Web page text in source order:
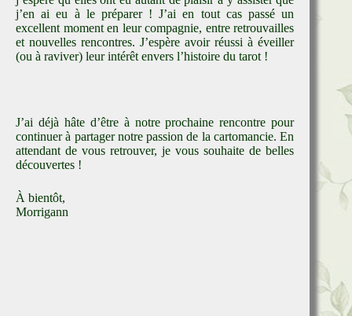
j’en ai eu à le préparer ! J’ai en tout cas passé un
excellent moment en leur compagnie, entre retrouvailles
et nouvelles rencontres. J’espère avoir réussi à éveiller
(ou à raviver) leur intérêt envers l’histoire du tarot !
J’ai déjà hâte d’être à notre prochaine rencontre pour
continuer à partager notre passion de la cartomancie. En
attendant de vous retrouver, je vous souhaite de belles
découvertes !
À bientôt,
Morrigann